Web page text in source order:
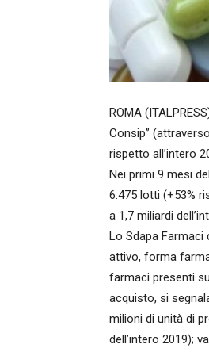
ROMA
Consip”
rispetto all’intero
Nei primi 9 mesi
6.475 lotti (+53%
a 1,7 miliardi
Lo Sdapa
attivo, forma
farmaci presenti
acquisto, si
milioni di unità di
dell’intero 2019);